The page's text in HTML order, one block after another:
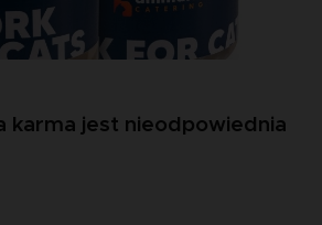
karma jest nieodpowiednia